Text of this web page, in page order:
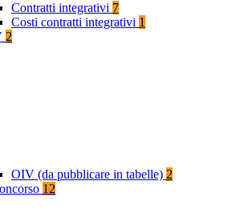
Contratti integrativi 7
Costi contratti integrativi 1
2
OIV (da pubblicare in tabelle) 2
12